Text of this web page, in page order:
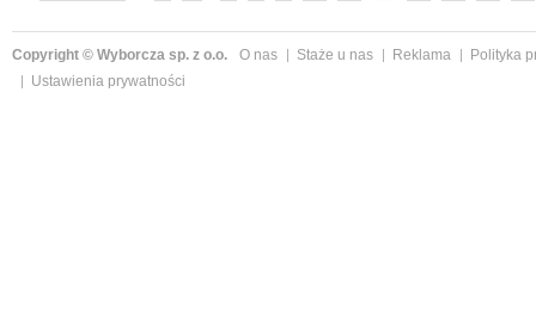
Copyright © Wyborcza sp. z o.o. O nas Staże u nas Reklama
Polityka
Ustawienia prywatności